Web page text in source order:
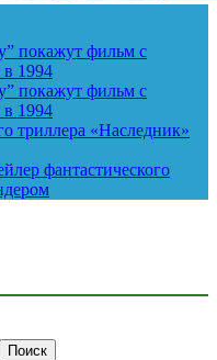
покажут фильм с
в 1994
покажут фильм с
в 1994
триллера «Наследник»
фантастического